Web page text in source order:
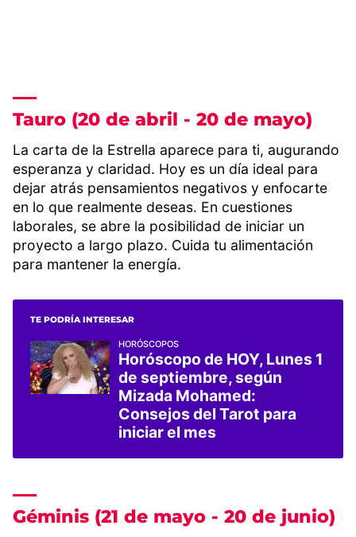
Tauro (20 de abril - 20 de mayo)
La carta de la Estrella aparece para ti, augurando
esperanza y claridad. Hoy es un día ideal para
dejar atrás pensamientos negativos y enfocarte
en lo que realmente deseas. En cuestiones
laborales, se abre la posibilidad de iniciar un
proyecto a largo plazo. Cuida tu alimentación
para mantener la energía.
TE PODRÍA INTERESAR
HORÓSCOPOS
Horóscopo de HOY, Lunes 1
de septiembre, según
Mizada Mohamed:
Consejos del Tarot para
iniciar el mes
Géminis (21 de mayo - 20 de junio)